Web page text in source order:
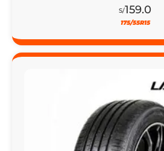
S/159.0
175/55R15